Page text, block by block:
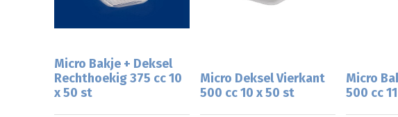
Micro Bakje + Deksel
Rechthoekig 375 cc 10
x 50 st
Micro Deksel Vierkant
500 cc 10 x 50 st
Micro
500 cc